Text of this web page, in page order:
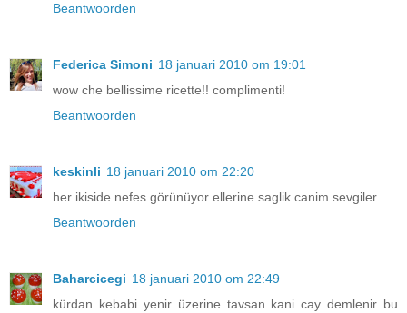
Beantwoorden
Federica Simoni 18 januari 2010 om 19:01
wow che bellissime ricette!! complimenti!
Beantwoorden
keskinli 18 januari 2010 om 22:20
her ikiside nefes görünüyor ellerine saglik canim sevgiler
Beantwoorden
Baharcicegi 18 januari 2010 om 22:49
kürdan kebabi yenir üzerine tavsan kani cay demlenir bu